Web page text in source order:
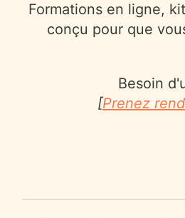
Formations en ligne,
conçu pour que
Besoin
[Prenez